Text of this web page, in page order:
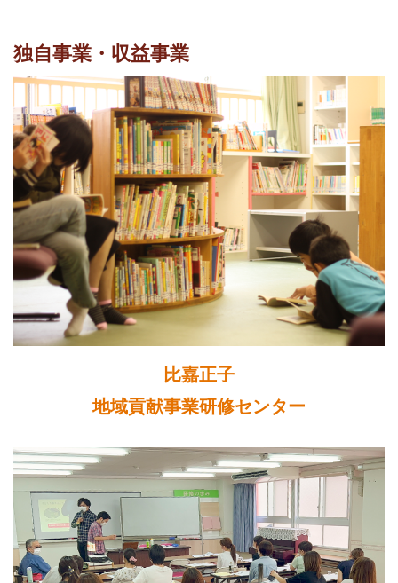
独自事業・収益事業
比嘉正子
地域貢献事業研修センター